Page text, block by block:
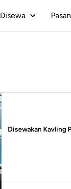
Disewa
Disewakan Kavling